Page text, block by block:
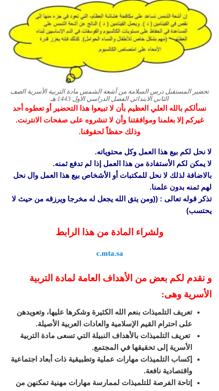
تحضير المستقبل درس السلامة من أشعة الشمس مادة التربية الأسرية الصف
الثاني الابتدائي الفصل الدراسي الاول 1443 هـ
نسألكم بالله العلي العظيم بأن لا تبيعوا هذا التحضير أو تعطوه أحد
غيركم إلا بعلمنا وموافقتنا وأن لا تنشروه على صفحات الانترنت.
وذلك حفظاً لحقوقنا.
لا نحل لكم بيع هذا العمل وكل محتوياته.
لا يمكن لكم الأستفادة من هذا العمل إذا لم تدفع ثمنه.
بالاضافة لذلك لا نحل للمكتبات أو الأشخاص بيع هذا العمل وال نحل
لهم ثمنه بدون علمنا.
تذكر قوله تعالى : ((ومن يتق الله يجعل له مخرجا ويرزقه من حيث لا
يحتسب)
ولشراء المادة من هذا الرابط
c.mta.sa
و نقدم لكم بعض من الأهداف العامة لمادة التربية
الأسرية وهى:
تعريف التلميذات بنعم الله الكثيرة وشكرها عليها، وتعويدهن
على احترام القيم الإسلامية والعادات العربية الأصيلة.
تعريف التلميذات بالأهداف النبيلة التي تسعى مادة التربية
الأسرية إلى تحقيقها في المجتمع.
إكساب التلميذات مهارات عملية وتطبيقية ذات أبعاد اجتماعية
واقتصادية نافعة.
إتاحة الفرصة للتلميذات لممارسة مهارات مهنية تمكنهن من